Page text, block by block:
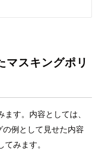
スキングポリ
す。内容としては、
例として見せた内容
みます。